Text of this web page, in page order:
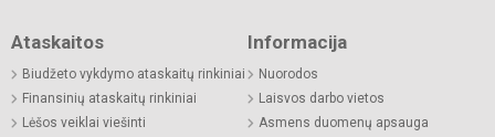
Ataskaitos
Biudžeto vykdymo ataskaitų rinkiniai
Finansinių ataskaitų rinkiniai
Lėšos veiklai viešinti
Informacija
Nuorodos
Laisvos darbo vietos
Asmens duomenų apsauga